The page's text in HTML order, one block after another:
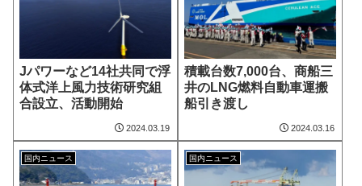
Jパワーなど14社共同で浮
体式洋上風力技術研究組
合設立、活動開始
2024.03.19
積載台数7,000台、商船三
井のLNG燃料自動車運搬
船引き渡し
2024.03.16
国内ニュース 国内ニュース